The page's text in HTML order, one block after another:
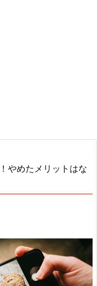
やめたメリットはな